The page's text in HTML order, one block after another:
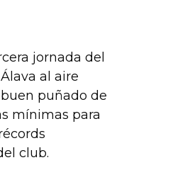
jornada del
al aire
puñado de
mínimas para
club.